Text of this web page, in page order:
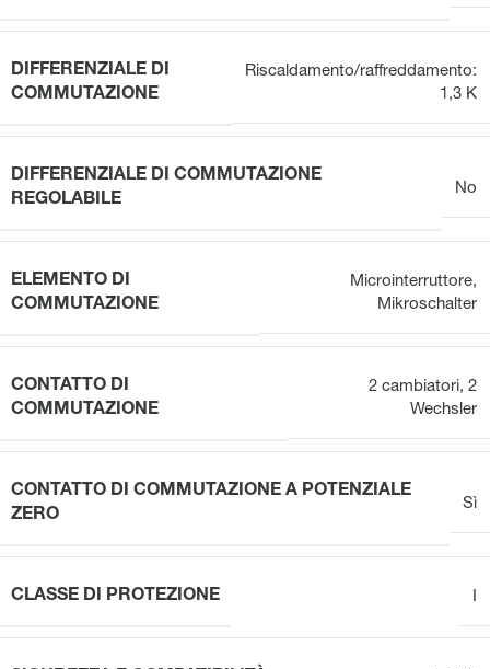
DIFFERENZIALE DI
COMMUTAZIONE
Riscaldamento/raffreddamento:
1,3 K
DIFFERENZIALE DI COMMUTAZIONE
REGOLABILE
No
ELEMENTO DI
COMMUTAZIONE
Microinterruttore,
Mikroschalter
CONTATTO DI
COMMUTAZIONE
2 cambiatori, 2
Wechsler
CONTATTO DI COMMUTAZIONE A POTENZIALE
ZERO
Sì
CLASSE DI PROTEZIONE